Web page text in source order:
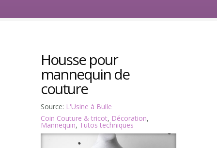
Housse pour
mannequin de
couture
Source: L'Usine à Bulle
Coin Couture & tricot, Décoration,
Mannequin, Tutos techniques